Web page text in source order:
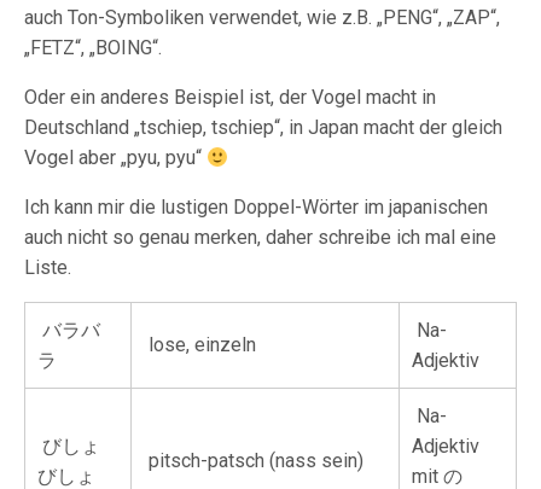
auch Ton-Symboliken verwendet, wie z.B. „PENG“, „ZAP“,
„FETZ“, „BOING“.
Oder ein anderes Beispiel ist, der Vogel macht in
Deutschland „tschiep, tschiep“, in Japan macht der gleich
Vogel aber „pyu, pyu“
Ich kann mir die lustigen Doppel-Wörter im japanischen
auch nicht so genau merken, daher schreibe ich mal eine
Liste.
バラバ
ラ
lose, einzeln
Na-
Adjektiv
びしょ
びしょ
pitsch-patsch (nass sein)
Na-
Adjektiv
mit の